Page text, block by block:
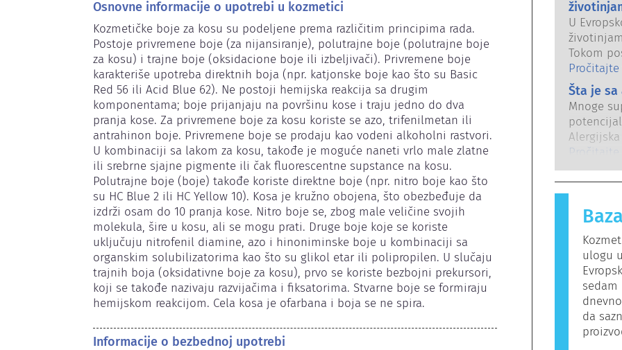
Osnovne informacije o upotrebi u kozmetici
Kozmetičke boje za kosu su podeljene prema različitim principima rada.
Postoje privremene boje (za nijansiranje), polutrajne boje (polutrajne boje
za kosu) i trajne boje (oksidacione boje ili izbeljivači). Privremene boje
karakteriše upotreba direktnih boja (npr. katjonske boje kao što su Basic
Red 56 ili Acid Blue 62). Ne postoji hemijska reakcija sa drugim
komponentama; boje prijanjaju na površinu kose i traju jedno do dva
pranja kose. Za privremene boje za kosu koriste se azo, trifenilmetan ili
antrahinon boje. Privremene boje se prodaju kao vodeni alkoholni rastvori.
U kombinaciji sa lakom za kosu, takođe je moguće naneti vrlo male zlatne
ili srebrne sjajne pigmente ili čak fluorescentne supstance na kosu.
Polutrajne boje (boje) takođe koriste direktne boje (npr. nitro boje kao što
su HC Blue 2 ili HC Yellow 10). Kosa je kružno obojena, što obezbeđuje da
izdrži osam do 10 pranja kose. Nitro boje se, zbog male veličine svojih
molekula, šire u kosu, ali se mogu prati. Druge boje koje se koriste
uključuju nitrofenil diamine, azo i hinoniminske boje u kombinaciji sa
organskim solubilizatorima kao što su glikol etar ili polipropilen. U slučaju
trajnih boja (oksidativne boje za kosu), prvo se koriste bezbojni prekursori,
koji se takođe nazivaju razvijačima i fiksatorima. Stvarne boje se formiraju
hemijskom reakcijom. Cela kosa je ofarbana i boja se ne spira.
Informacije o bezbednoj upotrebi
naš
se
pokrivaju
U
Tokom
što je
snagu,
ulagala u
pionir u
Pročitajte
Šta je sa
Mnoge
osobe
izaziva
mogu
alergeni
Pročitajte
ulogu
da